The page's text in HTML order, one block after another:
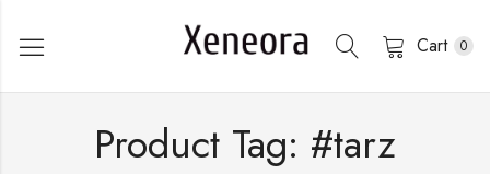
Cart 0
Product Tag: #tarz